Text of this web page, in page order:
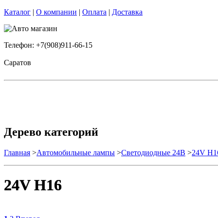
Каталог | О компании | Оплата | Доставка
Телефон: +7(908)911-66-15
Саратов
Дерево категорий
Главная >Автомобильные лампы >Cветодиодные 24B >24V
24V H16